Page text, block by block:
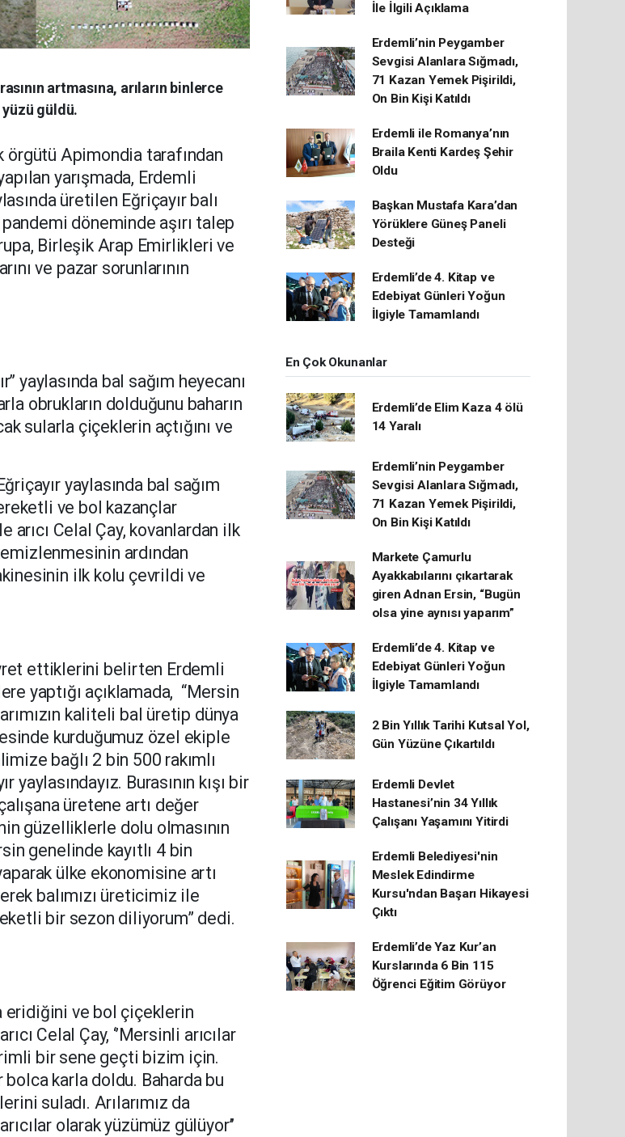
artmasına, arıların binlerce
yüzü güldü.
örgütü Apimondia tarafından
yarışmada, Erdemli
üretilen Eğriçayır balı
döneminde aşırı talep
Birleşik Arap Emirlikleri ve
ve pazar sorunlarının
yaylasında bal sağım heyecanı
obrukların dolduğunu baharın
sularla çiçeklerin açtığını ve
yaylasında bal sağım
ve bol kazançlar
Celal Çay, kovanlardan ilk
ardından
ilk kolu çevrildi ve
ettiklerini belirten Erdemli
yaptığı açıklamada, “Mersin
kaliteli bal üretip dünya
kurduğumuz özel ekiple
bağlı 2 bin 500 rakımlı
Burasının kışı bir
üretene artı değer
güzelliklerle dolu olmasının
genelinde kayıtlı 4 bin
ülke ekonomisine artı
balımızı üreticimiz ile
bir sezon diliyorum” dedi.
eridiğini ve bol çiçeklerin
Celal Çay, ‘’Mersinli arıcılar
bir sene geçti bizim için.
bolca karla doldu. Baharda bu
suladı. Arılarımız da
olarak yüzümüz gülüyor’’
İle İlgili Açıklama
Erdemli’nin Peygamber
Sevgisi Alanlara Sığmadı,
71 Kazan Yemek Pişirildi,
On Bin Kişi Katıldı
Erdemli ile Romanya’nın
Braila Kenti Kardeş Şehir
Oldu
Başkan Mustafa Kara’dan
Yörüklere Güneş Paneli
Desteği
Erdemli’de 4. Kitap ve
Edebiyat Günleri Yoğun
İlgiyle Tamamlandı
En Çok Okunanlar
Erdemli’de Elim Kaza 4 ölü
14 Yaralı
Erdemli’nin Peygamber
Sevgisi Alanlara Sığmadı,
71 Kazan Yemek Pişirildi,
On Bin Kişi Katıldı
Markete Çamurlu
Ayakkabılarını çıkartarak
giren Adnan Ersin, “Bugün
olsa yine aynısı yaparım”
Erdemli’de 4. Kitap ve
Edebiyat Günleri Yoğun
İlgiyle Tamamlandı
2 Bin Yıllık Tarihi Kutsal Yol,
Gün Yüzüne Çıkartıldı
Erdemli Devlet
Hastanesi’nin 34 Yıllık
Çalışanı Yaşamını Yitirdi
Erdemli Belediyesi'nin
Meslek Edindirme
Kursu'ndan Başarı Hikayesi
Çıktı
Erdemli’de Yaz Kur’an
Kurslarında 6 Bin 115
Öğrenci Eğitim Görüyor